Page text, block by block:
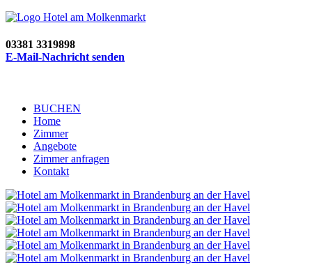
03381 3319898
E-Mail-Nachricht senden
BUCHEN
Home
Zimmer
Angebote
Zimmer anfragen
Kontakt